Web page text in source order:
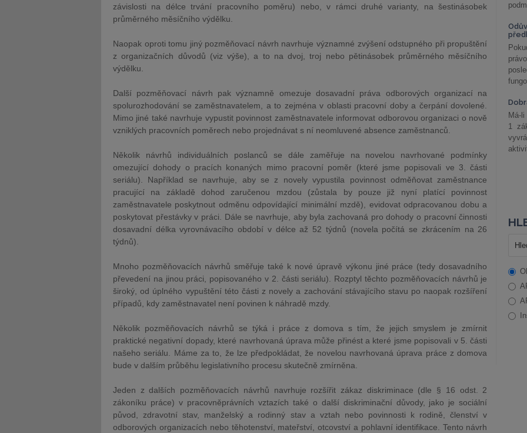
závislosti na délce trvání pracovního poměru) nebo, v rámci druhé varianty, na šestinásobek
průměrného měsíčního výdělku.
Naopak oproti tomu jiný pozměňovací návrh navrhuje významné zvýšení odstupného při propuštění
z organizačních důvodů (viz výše), a to na dvoj, troj nebo pětinásobek průměrného měsíčního
výdělku.
Další pozměňovací návrh pak významně omezuje dosavadní práva odborových organizací na
spolurozhodování se zaměstnavatelem, a to zejména v oblasti pracovní doby a čerpání dovolené.
Mimo jiné také navrhuje vypustit povinnost zaměstnavatele informovat odborovou organizaci o nově
vzniklých pracovních poměrech nebo projednávat s ní neomluvené absence zaměstnanců.
Několik návrhů individuálních poslanců se dále zaměřuje na novelou navrhované podmínky
omezující dohody o pracích konaných mimo pracovní poměr (které jsme popisovali ve 3. části
seriálu). Například se navrhuje, aby se z novely vypustila povinnost odměňovat zaměstnance
pracující na základě dohod zaručenou mzdou (zůstala by pouze již nyní platící povinnost
zaměstnavatele poskytnout odměnu odpovídající minimální mzdě), evidovat odpracovanou dobu a
poskytovat přestávky v práci. Dále se navrhuje, aby byla zachovaná pro dohody o pracovní činnosti
dosavadní délka vyrovnávacího období v délce až 52 týdnů (novela počítá se zkrácením na 26
týdnů).
Mnoho pozměňovacích návrhů směřuje také k nové úpravě výkonu jiné práce (tedy dosavadního
převedení na jinou práci, popisovaného v 2. části seriálu). Rozptyl těchto pozměňovacích návrhů je
široký, od úplného vypuštění této části z novely a zachování stávajícího stavu po naopak rozšíření
případů, kdy zaměstnavatel není povinen k náhradě mzdy.
Několik pozměňovacích návrhů se týká i práce z domova s tím, že jejich smyslem je zmírnit
praktické negativní dopady, které navrhovaná úprava může přinést a které jsme popisovali v 5. části
našeho seriálu. Máme za to, že lze předpokládat, že novelou navrhovaná úprava práce z domova
bude v dalším průběhu legislativního procesu skutečně zmírněna.
Jeden z dalších pozměňovacích návrhů navrhuje rozšířit zákaz diskriminace (dle § 16 odst. 2
zákoníku práce) v pracovněprávních vztazích také o další diskriminační důvody, jako je sociální
původ, zdravotní stav, manželský a rodinný stav a vztah nebo povinnosti k rodině, členství v
odborových organizacích nebo těhotenství, mateřství, otcovství a pohlavní identifikace. Tento návrh
Má-
1